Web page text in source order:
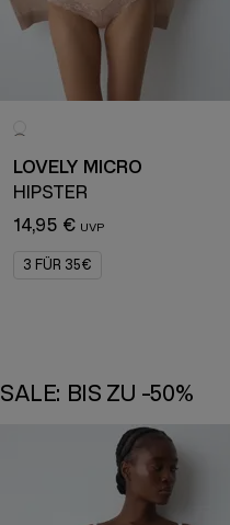
LOVELY MICRO
HIPSTER
14,95 €
3 FÜR 35€
SALE: BIS ZU -50%